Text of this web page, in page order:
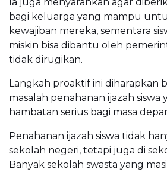
bagi keluarga yang mampu
kewajiban mereka, sementara
miskin bisa dibantu oleh
tidak dirugikan.
Langkah proaktif ini diharapkan
masalah penahanan ijazah siswa
hambatan serius bagi masa
Penahanan ijazah siswa tidak
sekolah negeri, tetapi juga di
Banyak sekolah swasta yang